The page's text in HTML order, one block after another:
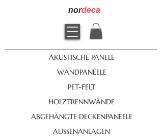
nordeca
AKUSTISCHE PANELE
WANDPANEELE
PET-FELT
HOLZTRENNWÄNDE
ABGEHÄNGTE DECKENPANEELE
AUSSENANLAGEN